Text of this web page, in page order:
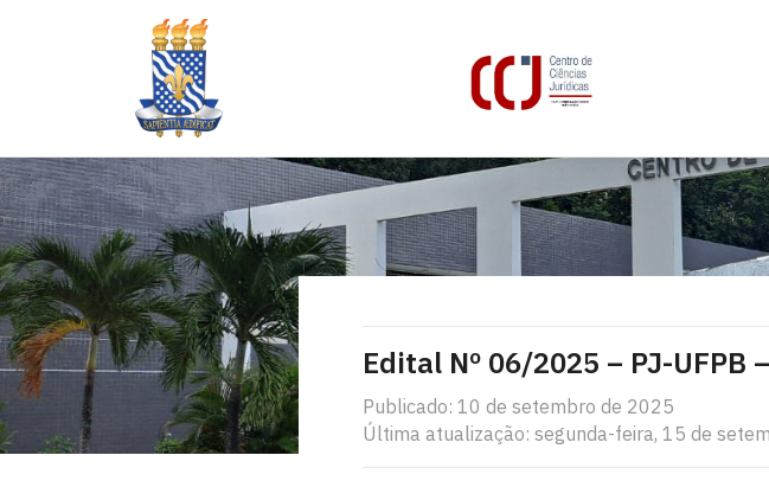
Edital Nº 06/2025 – PJ-UFPB
Publicado: 10 de setembro de 2025
Última atualização: segunda-feira, 15 de